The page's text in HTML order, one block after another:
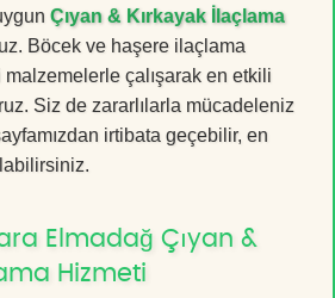
Çıyan & Kırkayak İlaçlama
Böcek ve haşere ilaçlama
çalışarak en etkili
Siz de zararlılarla mücadeleniz
irtibata geçebilir, en
Elmadağ Çıyan &
Hizmeti